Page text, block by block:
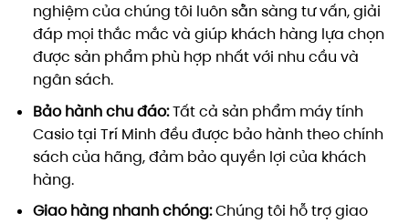
nghiệm của chúng tôi luôn sẵn sàng tư vấn, giải
đáp mọi thắc mắc và giúp khách hàng lựa chọn
được sản phẩm phù hợp nhất với nhu cầu và
ngân sách.
Bảo hành chu đáo:Tất cả sản phẩm máy tính
Casio tại Trí Minh đều được bảo hành theo chính
sách của hãng, đảm bảo quyền lợi của khách
hàng.
Giao hàng nhanh chóng:Chúng tôi hỗ trợ giao